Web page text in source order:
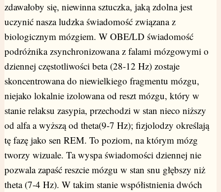
zdawałoby się, niewinna sztuczka, jaką zdolna jest
uczynić nasza ludzka świadomość związana z
biologicznym mózgiem. W OBE/LD świadomość
podróżnika zsynchronizowana z falami mózgowymi o
dziennej częstotliwości beta (28-12 Hz) zostaje
skoncentrowana do niewielkiego fragmentu mózgu,
niejako lokalnie izolowana od reszt mózgu, który w
stanie relaksu zasypia, przechodzi w stan nieco niższy
od alfa a wyższą od theta(9-7 Hz); fizjolodzy określają
tę fazę jako sen REM. To poziom, na którym mózg
tworzy wizuale. Ta wyspa świadomości dziennej nie
pozwala zapaść reszcie mózgu w stan snu głębszy niż
theta (7-4 Hz). W takim stanie współistnienia dwóch